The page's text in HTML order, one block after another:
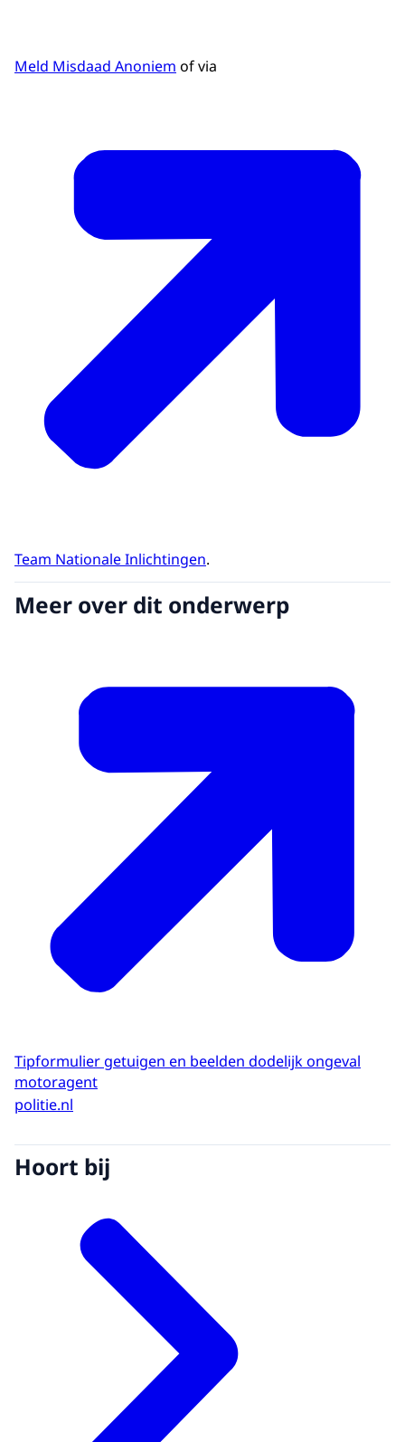
Meld Misdaad Anoniem of via
Team Nationale Inlichtingen.
Meer over dit onderwerp
Tipformulier getuigen en beelden dodelijk ongeval
motoragent
politie.nl
Hoort bij